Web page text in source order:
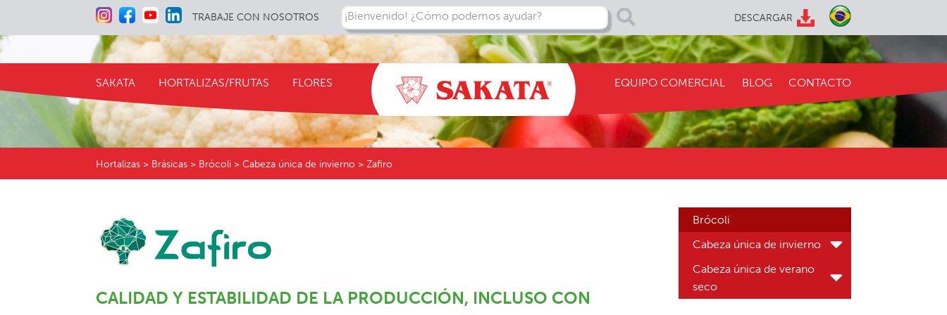
TRABAJE CON NOSOTROS ¡Bienvenido! ¿Cómo podemos ayudar? DESCARGAR
SAKATA HORTALIZAS/FRUTAS FLORES EQUIPO COMERCIAL BLOG CONTACTO
Hortalizas > Brásicas > Brócoli > Cabeza única de invierno > Zafiro
CALIDAD Y ESTABILIDAD DE LA PRODUCCIÓN, INCLUSO CON
Brócoli
Cabeza única de invierno
Cabeza única de verano
seco